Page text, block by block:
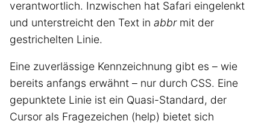
verantwortlich. Inzwischen hat Safari eingelenkt
und unterstreicht den Text in abbrmit der
gestrichelten Linie.
Eine zuverlässige Kennzeichnung gibt es – wie
bereits anfangs erwähnt – nur durch CSS. Eine
gepunktete Linie ist ein Quasi-Standard, der
Cursor als Fragezeichen (help) bietet sich